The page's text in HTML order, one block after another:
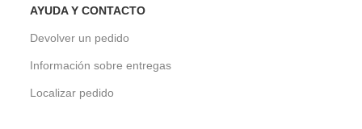
AYUDA Y CONTACTO
Devolver un pedido
Información sobre entregas
Localizar pedido